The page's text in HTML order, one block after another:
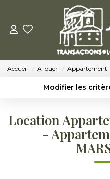
Nos
Accueil A louer Appartement
Modifier les
Sélectionnez...
Type de bien
Location
-